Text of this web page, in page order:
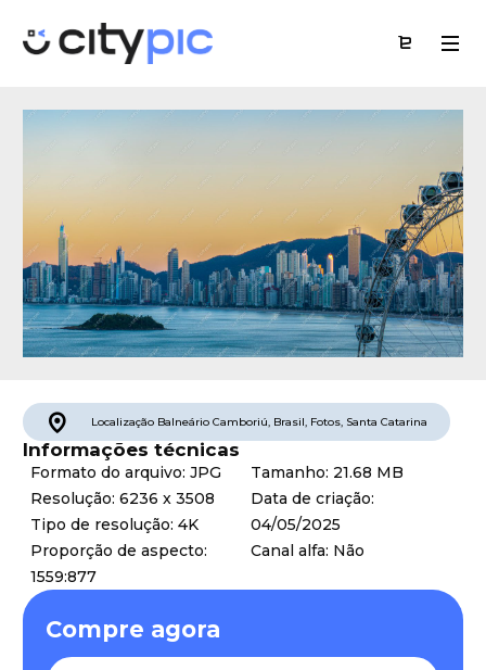
Localização Balneário Camboriú, Brasil, Fotos, Santa Catarina
Informações técnicas
Formato do arquivo: JPG
Resolução: 6236 x 3508
Tipo de resolução: 4K
Proporção de aspecto:
1559:877
Tamanho: 21.68 MB
Data de criação:
04/05/2025
Canal alfa: Não
Compre agora